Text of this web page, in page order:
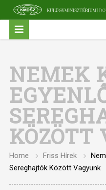
NEMEK
KÖZÖTT
Home Friss Hírek
Sereghajtók Között Vagyunk